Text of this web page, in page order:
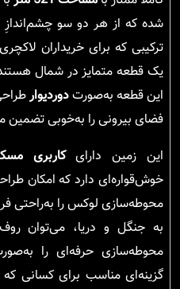
شده که از هر دو سو چشم‌اندازِ
ترکیبی که برای خریداران
یک قطعه متمایز در شمال
این قطعه به‌صورتدوردیوار
فضای بیرونی را به‌خوبی تضمین
این زمین دارایکاربری
خوش‌قواره‌ای دارد که امکان
محوطه‌سازی لوکس را به‌راحتی
به جنگل و دریا، می‌توان
محوطه‌سازی حرفه‌ای را
گزینه‌ای مناسب برای کسانی